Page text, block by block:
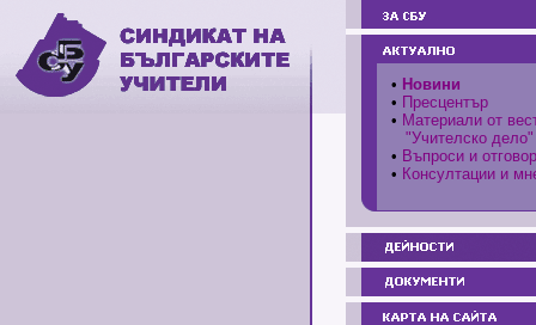
• Новини
• Пресцентър
• Материали от
"Учителско дело"
• Въпроси и
• Консултации и